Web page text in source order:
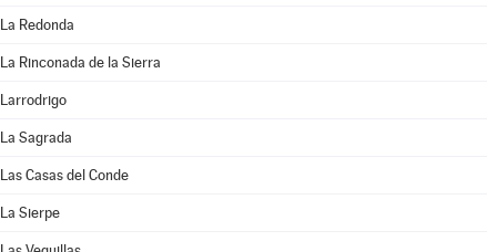
La Redonda
La Rinconada de la Sierra
Larrodrigo
La Sagrada
Las Casas del Conde
La Sierpe